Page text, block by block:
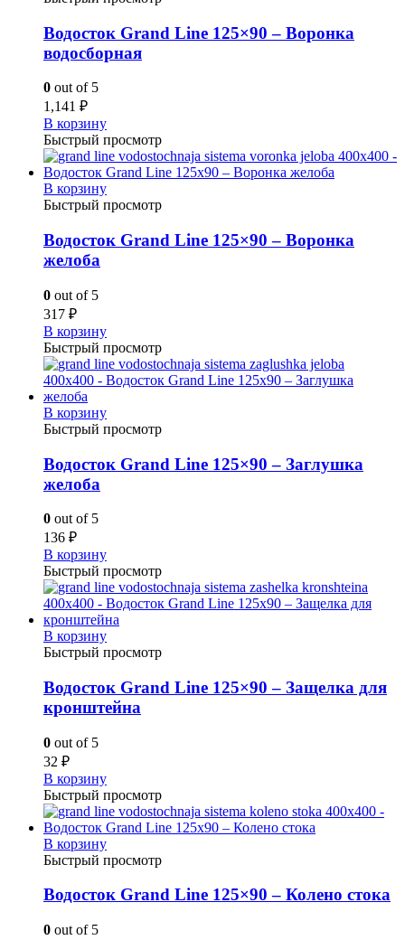
Водосток Grand Line 125×90 – Воронка
водосборная
0 out of 5
1,141 ₽
В корзину
Быстрый просмотр
В корзину
Быстрый просмотр
Водосток Grand Line 125×90 – Воронка
желоба
0 out of 5
317 ₽
В корзину
Быстрый просмотр
В корзину
Быстрый просмотр
Водосток Grand Line 125×90 – Заглушка
желоба
0 out of 5
136 ₽
В корзину
Быстрый просмотр
В корзину
Быстрый просмотр
Водосток Grand Line 125×90 – Защелка для
кронштейна
0 out of 5
32 ₽
В корзину
Быстрый просмотр
В корзину
Быстрый просмотр
Водосток Grand Line 125×90 – Колено стока
0 out of 5